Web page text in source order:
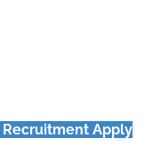
Recruitment Apply